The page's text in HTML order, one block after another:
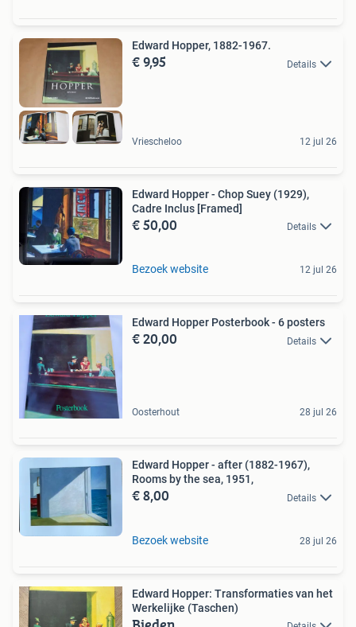
Edward Hopper, 1882-1967.
€ 9,95 Details
Vriescheloo 12 jul 26
Edward Hopper - Chop Suey (1929),
Cadre Inclus [Framed]
€ 50,00 Details
Bezoek website 12 jul 26
Edward Hopper Posterbook - 6 posters
€ 20,00 Details
Oosterhout 28 jul 26
Edward Hopper - after (1882-1967),
Rooms by the sea, 1951,
€ 8,00 Details
Bezoek website 28 jul 26
Edward Hopper: Transformaties van het
Werkelijke (Taschen)